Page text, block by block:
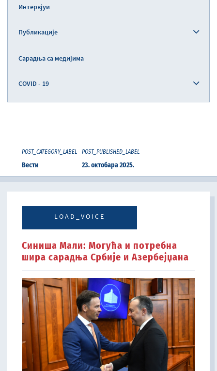
Интервјуи
Публикације
Сарадња са медијима
COVID - 19
POST_CATEGORY_LABEL
Вести
POST_PUBLISHED_LABEL
23. октобара 2025.
LOAD_VOICE
Синиша Мали: Могућа и потребна
шира сарадња Србије и Азербејџана